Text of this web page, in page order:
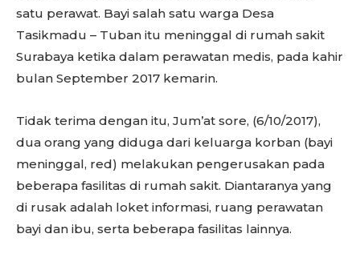
satu perawat. Bayi salah satu warga Desa
Tasikmadu – Tuban itu meninggal di rumah sakit
Surabaya ketika dalam perawatan medis, pada kahir
bulan September 2017 kemarin.
Tidak terima dengan itu, Jum’at sore, (6/10/2017),
dua orang yang diduga dari keluarga korban (bayi
meninggal, red) melakukan pengerusakan pada
beberapa fasilitas di rumah sakit. Diantaranya yang
di rusak adalah loket informasi, ruang perawatan
bayi dan ibu, serta beberapa fasilitas lainnya.